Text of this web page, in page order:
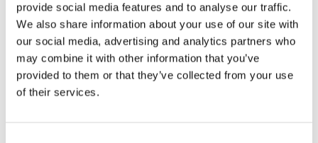
provide social media features and to analyse our traffic.
We also share information about your use of our site with
our social media, advertising and analytics partners who
may combine it with other information that you’ve
provided to them or that they’ve collected from your use
of their services.
Velg alternativ